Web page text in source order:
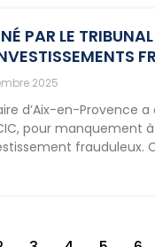
PAR LE
2025
d’Aix-en-Provence
pour manquement
frauduleux.